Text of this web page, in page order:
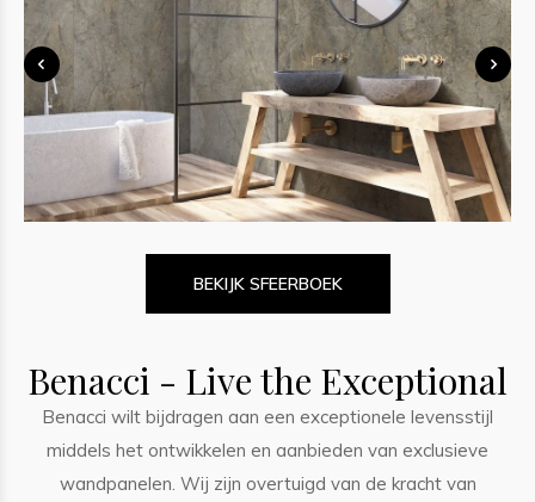
BEKIJK SFEERBOEK
Benacci - Live the Exceptional
Benacci wilt bijdragen aan een exceptionele levensstijl
middels het ontwikkelen en aanbieden van exclusieve
wandpanelen. Wij zijn overtuigd van de kracht van